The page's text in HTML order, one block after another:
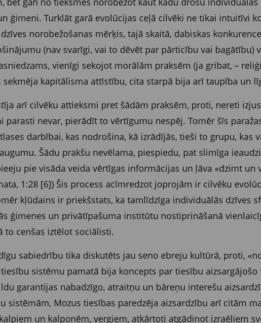
ģimeni. Turklāt garā evolūcijas ceļā cilvēki ne tikai intuitīvi
norobežošanas mērķis, tajā skaitā, dabiskas
(nav svarīgi, vai to dēvēt par pārticību vai bagātību)
vienīgi sekojot morālām praksēm (ja gribat, –
sekmēja kapitālisma attīstību, cita starpā bija arī taupība un
arī cilvēku attieksmi pret šādām praksēm, proti, nereti
parasti nevar, pierādīt to vērtīgumu nespēj. Tomēr šīs
darbībai, kas nodrošina, kā izrādījās, tieši to grupu, kas
Šādu prakšu nevēlama, piespiedu, pat slimīga
pie visāda veida vērtīgas informācijas un ļāva «dzimt
1:28 [6]) Šis process acīmredzot joprojām ir cilvēku
kļūdains ir priekšstats, ka tamlīdzīga individuālās dzīves
ģimenes un privātīpašuma institūtu nostiprināšanā
to cenšas iztēlot sociālisti.
sabiedrību tika diskutēts jau seno ebreju kultūrā, proti,
sistēmu pamatā bija koncepts par tiesību
garantijas nabadzīgo, atraitņu un bāreņu interešu
sistēmām, Mozus tiesības paredzēja aizsardzību arī citām
un kalponēm, vergiem, atkārtoti atgādinot izraēļiem